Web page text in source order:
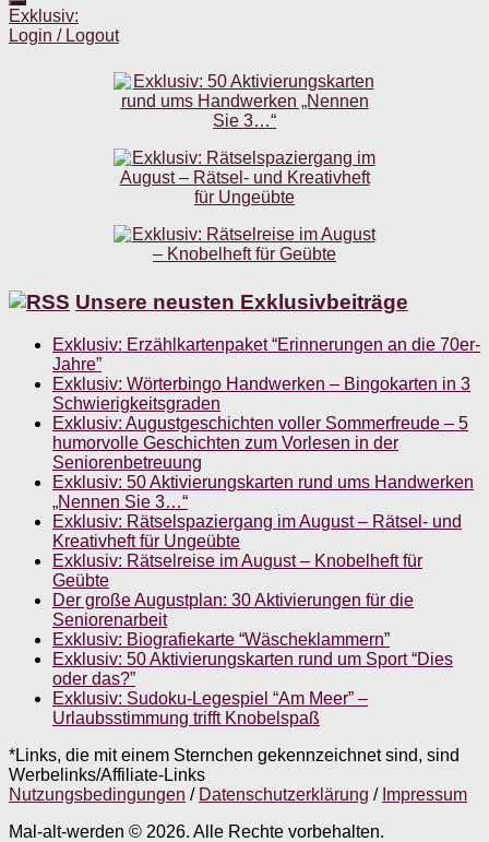
Exklusiv:
Login / Logout
Unsere neusten Exklusivbeiträge
Exklusiv: Erzählkartenpaket “Erinnerungen an die 70er-
Jahre”
Exklusiv: Wörterbingo Handwerken – Bingokarten in 3
Schwierigkeitsgraden
Exklusiv: Augustgeschichten voller Sommerfreude – 5
humorvolle Geschichten zum Vorlesen in der
Seniorenbetreuung
Exklusiv: 50 Aktivierungskarten rund ums Handwerken
„Nennen Sie 3…“
Exklusiv: Rätselspaziergang im August – Rätsel- und
Kreativheft für Ungeübte
Exklusiv: Rätselreise im August – Knobelheft für
Geübte
Der große Augustplan: 30 Aktivierungen für die
Seniorenarbeit
Exklusiv: Biografiekarte “Wäscheklammern”
Exklusiv: 50 Aktivierungskarten rund um Sport “Dies
oder das?”
Exklusiv: Sudoku-Legespiel “Am Meer” –
Urlaubsstimmung trifft Knobelspaß
*Links, die mit einem Sternchen gekennzeichnet sind, sind
Werbelinks/Affiliate-Links
Nutzungsbedingungen / Datenschutzerklärung / Impressum
Mal-alt-werden © 2026. Alle Rechte vorbehalten.